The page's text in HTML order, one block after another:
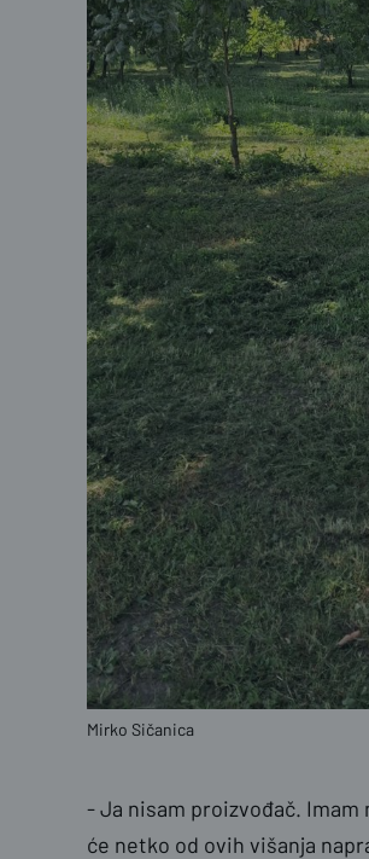
Mirko Sičanica
- Ja nisam proizvođač.
će netko od ovih višanja